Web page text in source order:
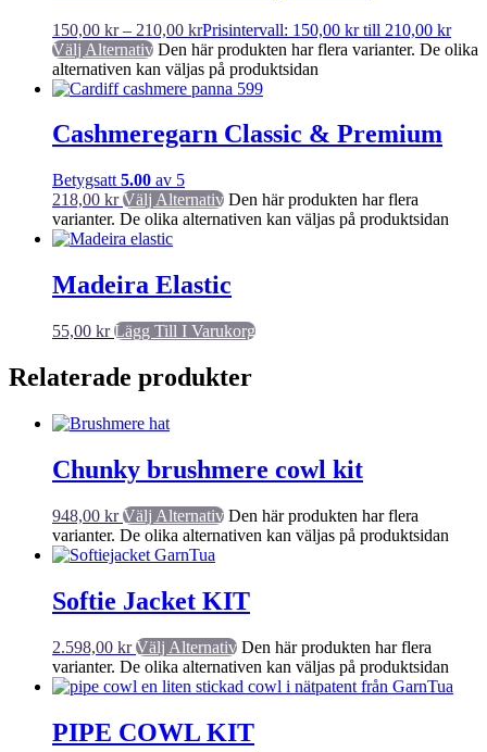
150,00 kr – 210,00 krPrisintervall: 150,00 kr till 210,00 kr
Välj Alternativ Den här produkten har flera varianter. De olika
alternativen kan väljas på produktsidan
Cashmeregarn Classic & Premium
Betygsatt 5.00 av 5
218,00 kr Välj Alternativ Den här produkten har flera
varianter. De olika alternativen kan väljas på produktsidan
Madeira Elastic
55,00 kr Lägg Till I Varukorg
Relaterade produkter
Chunky brushmere cowl kit
948,00 kr Välj Alternativ Den här produkten har flera
varianter. De olika alternativen kan väljas på produktsidan
Softie Jacket KIT
2.598,00 kr Välj Alternativ Den här produkten har flera
varianter. De olika alternativen kan väljas på produktsidan
PIPE COWL KIT